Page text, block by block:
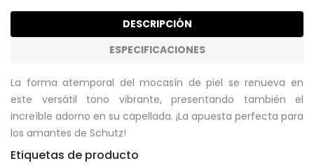
DESCRIPCIÓN
ESPECIFICACIONES
La forma atemporal del mocasín de piel se renueva en
este versátil tono vibrante, presentando también el
increíble adorno en su capellada. ¡La apuesta perfecta para
los amantes de Schutz!
Etiquetas de producto